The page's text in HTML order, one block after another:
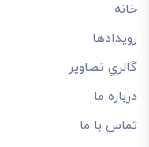
خانه
رويدادها
گالري تصاوير
درباره ما
تماس با ما